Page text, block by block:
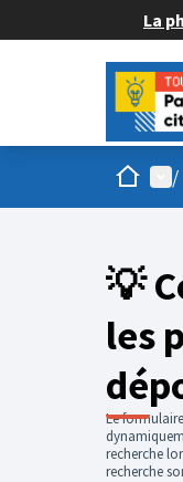
La
Accueil/
💡
les
Le
recherche
recherche